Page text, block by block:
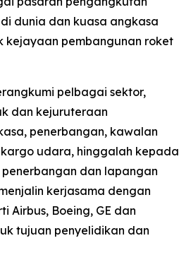
dunia dan kuasa angkasa
kejayaan pembangunan roket
pelbagai sektor,
dan kejuruteraan
penerbangan, kawalan
udara, hinggalah kepada
dan lapangan
kerjasama dengan
Airbus, Boeing, GE dan
tujuan penyelidikan dan